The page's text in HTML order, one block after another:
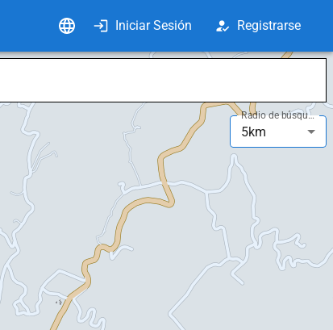
Iniciar Sesión Registrarse
Radio de búsqueda
5km